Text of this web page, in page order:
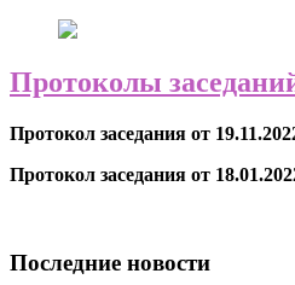
Протоколы
Протокол заседания от
Протокол заседания от
Последние новости